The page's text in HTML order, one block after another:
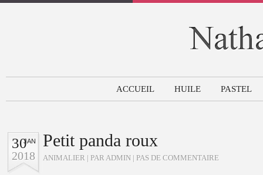
ACCUEIL HUILE PASTEL
JAN
30
2018
Petit panda roux
ANIMALIER | PAR ADMIN | PAS DE COMMENTAIRE